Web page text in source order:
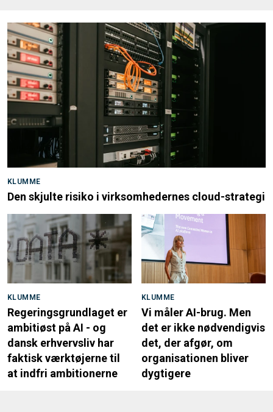
KLUMME
Den skjulte risiko i virksomhedernes cloud-strategi
KLUMME
Regeringsgrundlaget er
ambitiøst på AI - og
dansk erhvervsliv har
faktisk værktøjerne til
at indfri ambitionerne
KLUMME
Vi måler AI-brug. Men
det er ikke nødvendigvis
det, der afgør, om
organisationen bliver
dygtigere